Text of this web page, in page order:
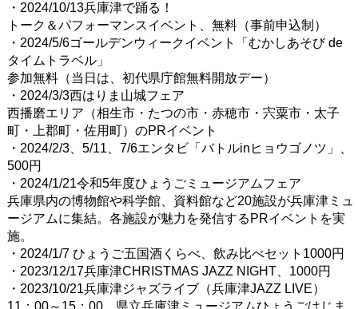
・2024/10/13兵庫津で踊る！
トーク＆パフォーマンスイベント、無料（事前申込制）
・2024/5/6ゴールデンウィークイベント「むかしあそび de
タイムトラベル」
参加無料（当日は、初代県庁館無料開放デー）
・2024/3/3西はりま山城フェア
西播磨エリア（相生市・たつの市・赤穂市・宍粟市・太子
町・上郡町・佐用町）のPRイベント
・2024/2/3、5/11、7/6エンタビ「バトルinヒョウゴノツ」、
500円
・2024/1/21令和5年度ひょうごミュージアムフェア
兵庫県内の博物館や科学館、資料館など20施設が兵庫津ミュ
ージアムに集結。各施設が魅力を発信するPRイベントを実
施。
・2024/1/7 ひょうご五国酒くらべ、飲み比べセット1000円
・2023/12/17兵庫津CHRISTMAS JAZZ NIGHT、1000円
・2023/10/21兵庫津ジャズライブ（兵庫津JAZZ LIVE）
11：00～15：00、県立兵庫津ミュージアムひょうごはじま